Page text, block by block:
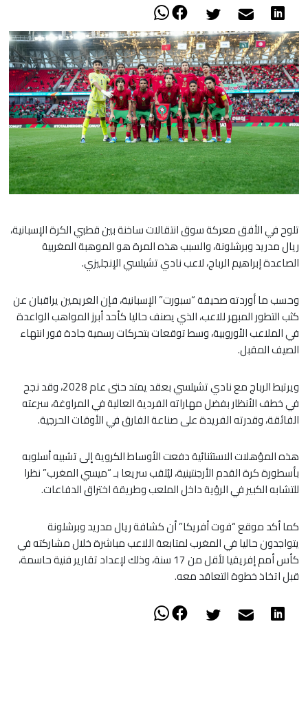
​تلوح في الأفق معركة سوق انتقالات ساخنة بين قطبي الكرة الإسبانية،
ريال مدريد وبرشلونة، والسبب هذه المرة هو الموهبة المغربية
الصاعدة إبراهيم الرباج، لاعب نادي تشيلسي الإنجليزي.
​وحسب ما أوردته صحيفة “سبورت” الإسبانية، فإن الغريمين يراقبان عن
كثب التطور المبهر للاعب، الذي يصنف حاليا كأحد أبرز المواهب الواعدة
في الملاعب الأوروبية، وسط توقعات بتحركات رسمية جادة فور انتهاء
الصيف المقبل.
​ويرتبط الرباج مع نادي تشيلسي بعقد يمتد حتى عام 2028، وقد نجح
في خطف الأنظار بفضل مهاراته الفردية العالية في المراوغة، سرعته
الفائقة، وقدرته الفريدة على صناعة الفارق في الأوقات الحرجية.
​هذه المؤهلات الاستثنائية دفعت الأوساط الكروية إلى تشبيه أسلوبه
بأسطورة كرة القدم الأرجنتينية، ليُلقب سريعا بـ “ميسي المغرب” نظرا
للتشابه الكبير في الرؤية داخل الملعب وطريقة اختراق الدفاعات.
كما أكد موقع “فوت أفريكا” أن كشافة ريال مدريد وبرشلونة
يتواجدون حاليا في المغرب لمتابعة اللاعب مباشرة خلال مشاركته في
كأس أمم إفريقيا لأقل من 17 سنة، وذلك لإعداد تقارير فنية حاسمة،
قبل اتخاذ خطوة التعاقد معه.